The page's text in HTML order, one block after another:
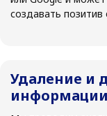
создавать позитив
Удаление и
информации